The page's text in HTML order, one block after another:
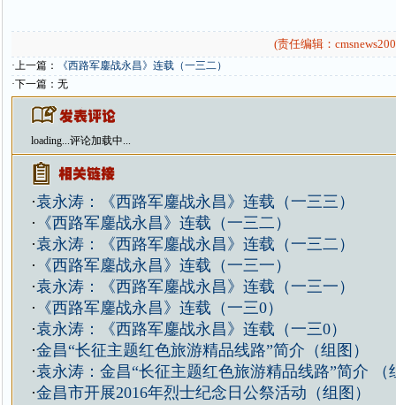
(责任编辑：
·上一篇：
《西路军鏖战永昌》连载（一三二）
·下一篇：无
loading...评论加载中...
·袁永涛：《西路军鏖战永昌》连载（一三三）
· 《西路军鏖战永昌》连载（一三二）
·袁永涛：《西路军鏖战永昌》连载（一三二）
· 《西路军鏖战永昌》连载（一三一）
·袁永涛：《西路军鏖战永昌》连载（一三一）
· 《西路军鏖战永昌》连载（一三0）
·袁永涛：《西路军鏖战永昌》连载（一三0）
·金昌“长征主题红色旅游精品线路”简介（组图）
·袁永涛：金昌“长征主题红色旅游精品线路”简介 （
·金昌市开展2016年烈士纪念日公祭活动（组图）